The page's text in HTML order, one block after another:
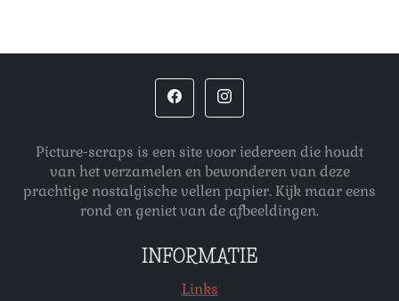
Picture-scraps is een site voor iedereen die houdt
van het verzamelen en bewonderen van deze
prachtige nostalgische vellen papier. Kijk maar eens
rond en geniet van de afbeeldingen.
INFORMATIE
Links